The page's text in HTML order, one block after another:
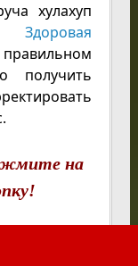
хулахуп
Здоровая
получить
на